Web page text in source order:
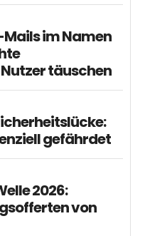
im Namen
täuschen
gefährdet
2026:
von